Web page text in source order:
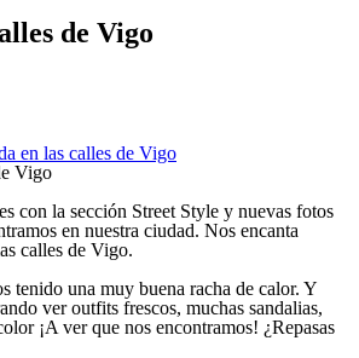
de Vigo
en las calles de Vigo
con la sección Street Style y nuevas fotos
en nuestra ciudad. Nos encanta
calles de Vigo.
tenido una muy buena racha de calor. Y
ver outfits frescos, muchas sandalias,
¡A ver que nos encontramos! ¿Repasas